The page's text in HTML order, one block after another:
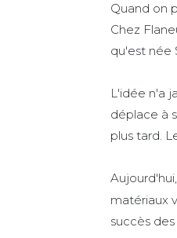
Quand on
Chez
qu'est née
L'idée n'a
déplace à
plus tard.
matériaux
succès